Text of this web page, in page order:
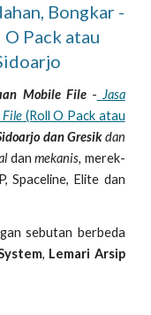
Bongkar -
Pack atau
Mobile File- Jasa
File (Roll O Pack atau
dan Gresikdan
danmekanis, merek-
Spaceline, Elite dan
sebutan berbeda
, Lemari Arsip